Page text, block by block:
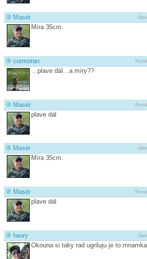
® Masér
Míra 35cm.
® cormoran
…plave dál…a míry??
® Masér
plave dál
® Masér
Míra 35cm.
® Masér
plave dál
® Iwory
Okouna si taky rad ugriluju je to